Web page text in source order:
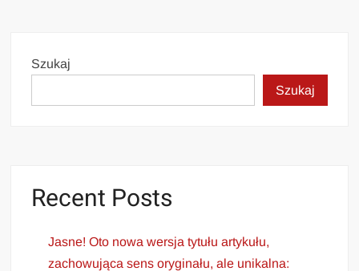
Szukaj
Szukaj
Recent Posts
Jasne! Oto nowa wersja tytułu artykułu,
zachowująca sens oryginału, ale unikalna: